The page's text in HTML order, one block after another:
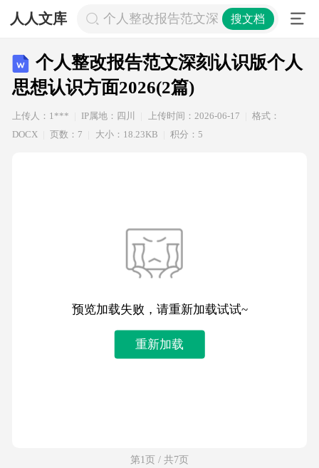
人人文库 个人整改报告范文深刻认识版个人思
搜文档
个人整改报告范文深刻认识版个人
思想认识方面2026(2篇)
上传人：1*** IP属地：四川 上传时间：2026-06-17
格式：
DOCX
页数：7 大小：18.23KB 积分：5
预览加载失败，请重新加载试试~
重新加载
第1页 / 共7页